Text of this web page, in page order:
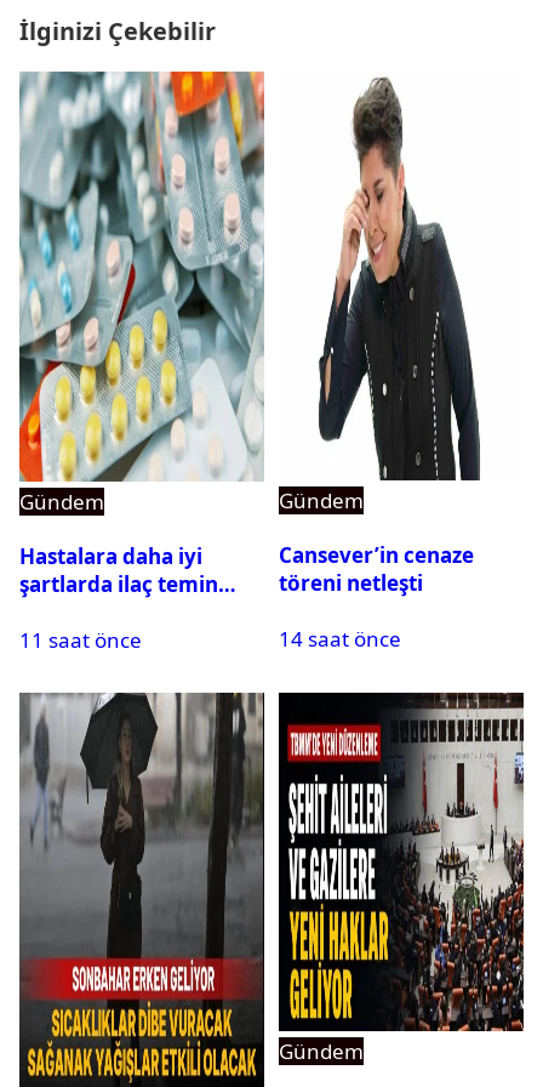
İlginizi Çekebilir
Gündem
Hastalara daha iyi
şartlarda ilaç temin
Kurumu duyurdu
11 saat önce
Gündem
Cansever’in cenaze
töreni netleşti
14 saat önce
Gündem